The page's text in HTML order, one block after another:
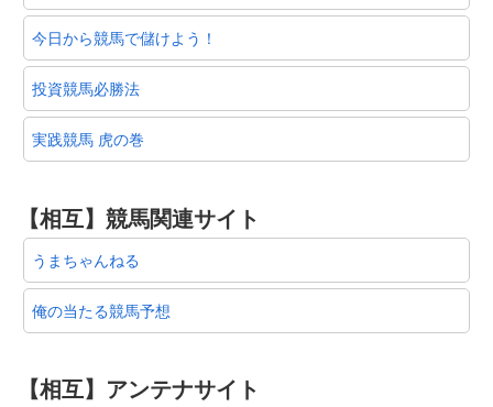
今日から競馬で儲けよう！
投資競馬必勝法
実践競馬 虎の巻
【相互】競馬関連サイト
うまちゃんねる
俺の当たる競馬予想
【相互】アンテナサイト